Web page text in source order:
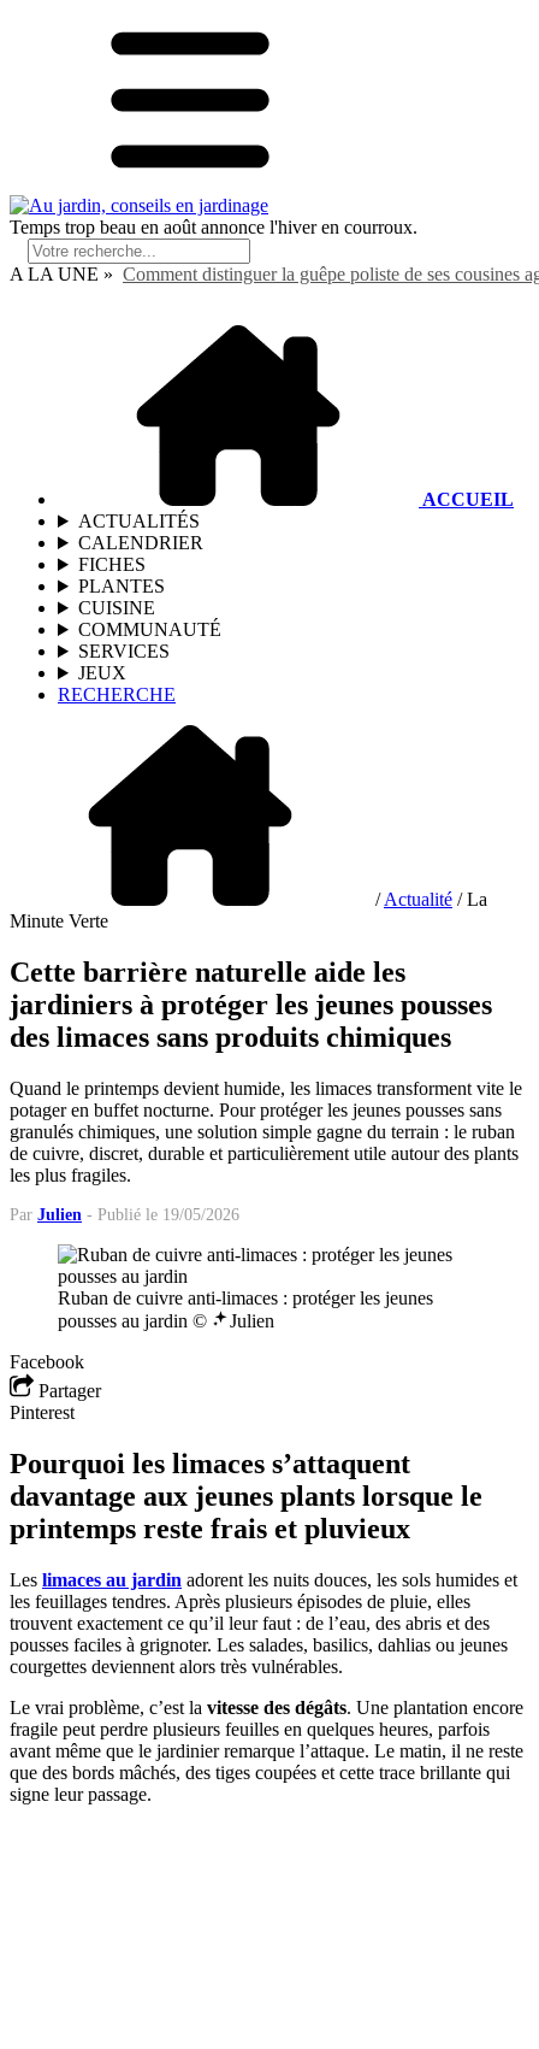
Temps trop beau en août annonce l'hiver en courroux.
A LA UNE » Comment distinguer la guêpe poliste de ses cousines
ACCUEIL
ACTUALITÉS
CALENDRIER
FICHES
PLANTES
CUISINE
COMMUNAUTÉ
SERVICES
JEUX
RECHERCHE
/Actualité / La
Minute Verte
Cette barrière naturelle aide les
jardiniers à protéger les jeunes pousses
des limaces sans produits chimiques
Quand le printemps devient humide, les limaces transforment vite le
potager en buffet nocturne. Pour protéger les jeunes pousses sans
granulés chimiques, une solution simple gagne du terrain : le ruban
de cuivre, discret, durable et particulièrement utile autour des plants
les plus fragiles.
Par Julien - Publié le 19/05/2026
Ruban de cuivre anti-limaces : protéger les jeunes
pousses au jardin ©
Julien
Facebook
Partager
Pinterest
Pourquoi les limaces s’attaquent
davantage aux jeunes plants lorsque le
printemps reste frais et pluvieux
Les limaces au jardin adorent les nuits douces, les sols humides et
les feuillages tendres. Après plusieurs épisodes de pluie, elles
trouvent exactement ce qu’il leur faut : de l’eau, des abris et des
pousses faciles à grignoter. Les salades, basilics, dahlias ou jeunes
courgettes deviennent alors très vulnérables.
Le vrai problème, c’est la vitesse des dégâts. Une plantation encore
fragile peut perdre plusieurs feuilles en quelques heures, parfois
avant même que le jardinier remarque l’attaque. Le matin, il ne reste
que des bords mâchés, des tiges coupées et cette trace brillante qui
signe leur passage.